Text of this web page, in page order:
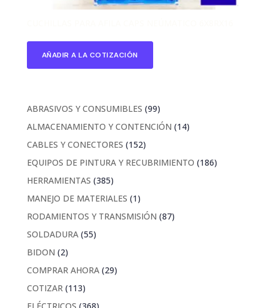
AÑADIR A LA COTIZACIÓN
ABRASIVOS Y CONSUMIBLES 9999
productos
ALMACENAMIENTO Y CONTENCIÓN 1414
CABLES Y CONECTORES 152152
productos
EQUIPOS DE PINTURA Y RECUBRIMIENTO 186186
HERRAMIENTAS 385385
productos
MANEJO DE MATERIALES 11
producto
RODAMIENTOS Y TRANSMISIÓN 8787
SOLDADURA 5555
BIDON 22
productos
COMPRAR AHORA 2929
COTIZAR 113113
productos
368